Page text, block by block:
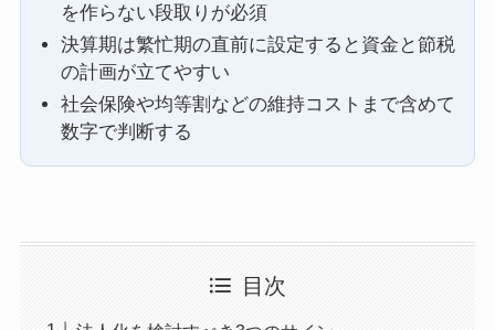
を作らない段取りが必須
決算期は繁忙期の直前に設定すると資金と節税
の計画が立てやすい
社会保険や均等割などの維持コストまで含めて
数字で判断する
目次